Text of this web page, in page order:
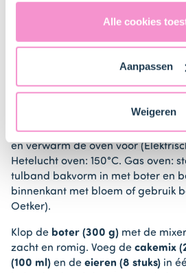
uitdrukkelijk een eventuele
Verenigde Staten in de zin van
ons
naar technology providers en
Staten. Je kunt op elk moment van
Alle cookies
Aanpassen
Weigeren
1. Beslag bereiden
Plaats het rooster iets onder het
en verwarm de oven voor
Hetelucht oven: 150°C. Gas oven:
tulband bakvorm in met boter en
binnenkant met bloem of gebruik
Oetker).
Klop de boter (300 g) met de
zacht en romig. Voeg de cakemix
(100 ml) en de eieren (8 stuks) in